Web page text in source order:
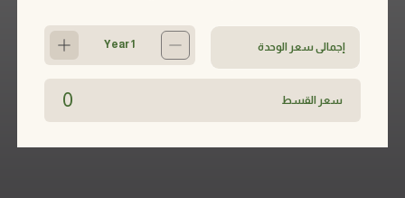
إجمالي سعر الوحدة
Decrement
1 Year
Increment
سعر القسط 0